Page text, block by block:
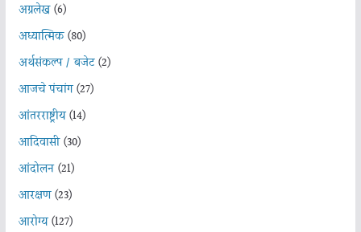
अग्रलेख(6)
अध्यात्मिक(80)
अर्थसंकल्प / बजेट(2)
आजचे पंचांग(27)
आंतरराष्ट्रीय(14)
आदिवासी(30)
आंदोलन(21)
आरक्षण(23)
आरोग्य(127)